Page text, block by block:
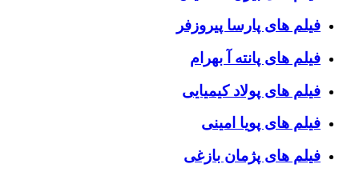
فیلم های پارسا پیروزفر
فیلم های پانته آ بهرام
فیلم های پولاد کیمیایی
فیلم های پویا امینی
فیلم های پژمان بازغی